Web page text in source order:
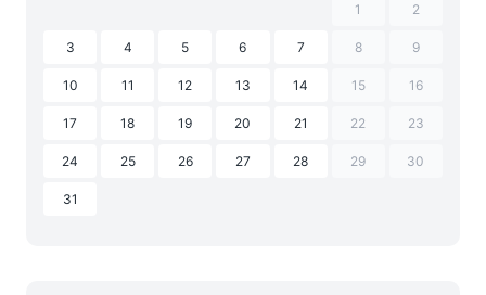
1 2
3 4 5 6 7 8 9
10 11 12 13 14 15 16
17 18 19 20 21 22 23
24 25 26 27 28 29 30
31